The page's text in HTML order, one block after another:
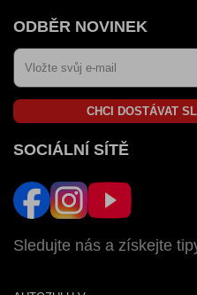
ODBĚR NOVINEK
CHCI DOSTÁVAT
SOCIÁLNÍ SÍTĚ
Sledujte nás a získejte